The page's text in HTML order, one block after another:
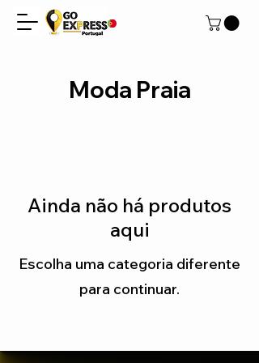
Moda Praia
Ainda não há produtos
aqui
Escolha uma categoria diferente
para continuar.